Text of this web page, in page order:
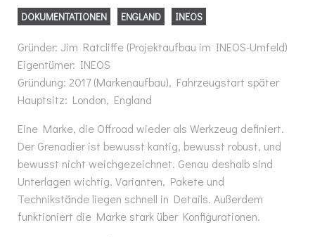
DOKUMENTATIONEN ENGLAND INEOS
Gründer: Jim Ratcliffe (Projektaufbau im INEOS-Umfeld)
Eigentümer: INEOS
Gründung: 2017 (Markenaufbau), Fahrzeugstart später
Hauptsitz: London, England
Eine Marke, die Offroad wieder als Werkzeug definiert.
Der Grenadier ist bewusst kantig, bewusst robust, und
bewusst nicht weichgezeichnet. Genau deshalb sind
Unterlagen wichtig. Varianten, Pakete und
Technikstände liegen schnell in Details. Außerdem
funktioniert die Marke stark über Konfigurationen.